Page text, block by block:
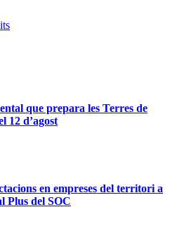
que prepara les Terres de
12 d’agost
en empreses del territori a
Plus del SOC